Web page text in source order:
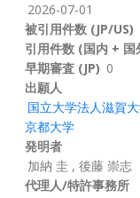
2026-07-01
被引用件数 (JP/US)
引用件数 (国内 + 国
早期審査 (JP) 0
出願人
国立大学法人滋賀
京都大学
発明者
加納 圭 , 後藤 崇志
代理人/特許事務所